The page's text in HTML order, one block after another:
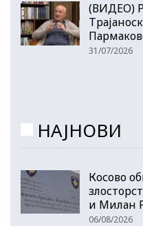
(ВИДЕО)
31/07/2026
НАЈНОВИ
Косово
и Милан
06/08/2026